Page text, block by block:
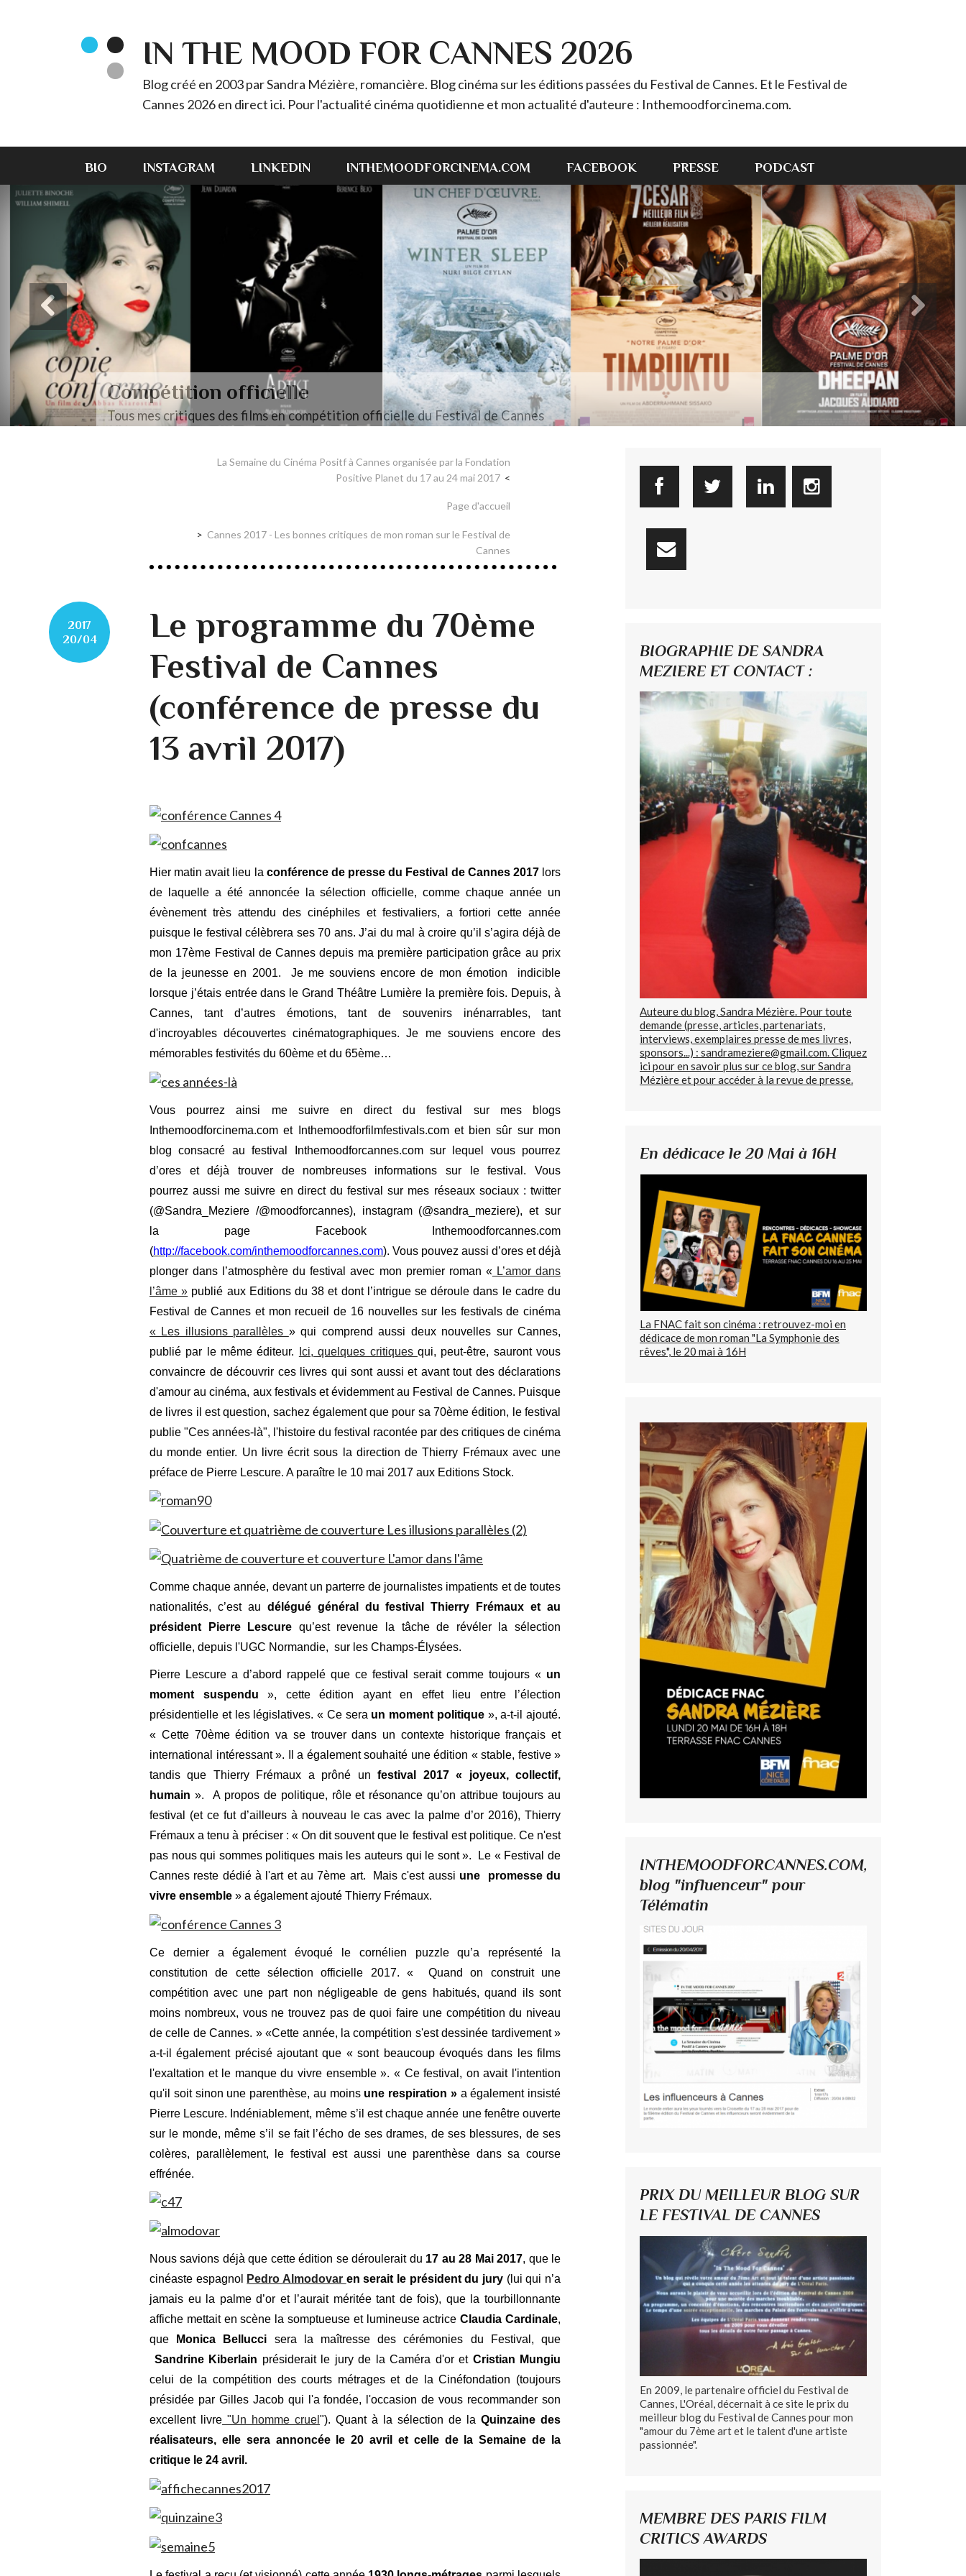
IN THE MOOD FOR CANNES 2026
Blog créé en 2003 par Sandra Mézière, romancière. Blog cinéma sur les éditions passées du Festival de Cannes. Et le Festival de
Cannes 2026 en direct ici. Pour l'actualité cinéma quotidienne et mon actualité d'auteure : Inthemoodforcinema.com.
BIO INSTAGRAM LINKEDIN INTHEMOODFORCINEMA.COM FACEBOOK PRESSE PODCAST
Compétition officielle
Tous mes critiques des films en compétition officielle du Festival de Cannes
La Semaine du Cinéma Positf à Cannes organisée par la Fondation
Positive Planet du 17 au 24 mai 2017
Page d'accueil
Cannes 2017 - Les bonnes critiques de mon roman sur le Festival de
Cannes
2017
20/04
Le programme du 70ème
Festival de Cannes
(conférence de presse du
13 avril 2017)
Hier matin avait lieu la conférence de presse du Festival de Cannes 2017lors
de laquelle a été annoncée la sélection officielle, comme chaque année un
évènement très attendu des cinéphiles et festivaliers, a fortiori cette année
puisque le festival célèbrera ses 70 ans. J’ai du mal à croire qu’il s’agira déjà de
mon 17ème Festival de Cannes depuis ma première participation grâce au prix
de la jeunesse en 2001.
Je me souviens encore de mon émotion
indicible
lorsque j’étais entrée dans le Grand Théâtre Lumière la première fois. Depuis, à
Cannes, tant d’autres émotions, tant de souvenirs inénarrables, tant
d'incroyables découvertes cinématographiques. Je me souviens encore des
mémorables festivités du 60ème et du 65ème…
Vous pourrez ainsi me suivre en direct du festival sur mes blogs
Inthemoodforcinema.com et Inthemoodforfilmfestivals.com et bien sûr sur mon
blog consacré au festival Inthemoodforcannes.com sur lequel vous pourrez
d’ores et déjà trouver de nombreuses informations sur le festival. Vous
pourrez aussi me suivre en direct du festival sur mes réseaux sociaux : twitter
(@Sandra_Meziere /@moodforcannes), instagram (@sandra_meziere), et sur
la page Facebook Inthemoodforcannes.com
(http://facebook.com/inthemoodforcannes.com). Vous pouvez aussi d’ores et déjà
plonger dans l’atmosphère du festival avec mon premier roman «L’amor dans
l’âme » publié aux Editions du 38 et dont l’intrigue se déroule dans le cadre du
Festival de Cannes et mon recueil de 16 nouvelles sur les festivals de cinéma
« Les illusions parallèles » qui comprend aussi deux nouvelles sur Cannes,
publié par le même éditeur.
Ici, quelques critiques qui, peut-être, sauront vous
convaincre de découvrir ces livres qui sont aussi et avant tout des déclarations
d'amour au cinéma, aux festivals et évidemment au Festival de Cannes. Puisque
de livres il est question, sachez également que pour sa 70ème édition, le festival
publie "Ces années-là", l'histoire du festival racontée par des critiques de cinéma
du monde entier. Un livre écrit sous la direction de Thierry Frémaux avec une
préface de Pierre Lescure. A paraître le 10 mai 2017 aux Editions Stock.
Comme chaque année, devant un parterre de journalistes impatients et de toutes
nationalités, c’est au délégué général du festival Thierry Frémaux et au
président Pierre Lescure qu’est revenue la tâche de révéler la sélection
officielle, depuis l'UGC Normandie, sur les Champs-Élysées.
Pierre Lescure a d’abord rappelé que ce festival serait comme toujours « un
moment suspendu », cette édition ayant en effet lieu entre l’élection
présidentielle et les législatives. « Ce sera un moment politique », a-t-il ajouté.
« Cette 70ème édition va se trouver dans un contexte historique français et
international intéressant ». Il a également souhaité une édition « stable, festive »
tandis que Thierry Frémaux a prôné unfestival 2017 « joyeux, collectif,
humain ».
A propos de politique, rôle et résonance qu’on attribue toujours au
festival (et ce fut d’ailleurs à nouveau le cas avec la palme d’or 2016), Thierry
Frémaux a tenu à préciser : « On dit souvent que le festival est politique. Ce n'est
pas nous qui sommes politiques mais les auteurs qui le sont ».
Le « Festival de
Cannes reste dédié à l'art et au 7ème art. Mais c'est aussi une promesse du
vivre ensemble » a également ajouté Thierry Frémaux.
Ce dernier a également évoqué le cornélien puzzle qu’a représenté la
constitution de cette sélection officielle 2017. « Quand on construit une
compétition avec une part non négligeable de gens habitués, quand ils sont
moins nombreux, vous ne trouvez pas de quoi faire une compétition du niveau
de celle de Cannes. » «Cette année, la compétition s'est dessinée tardivement »
a-t-il également précisé ajoutant que « sont beaucoup évoqués dans les films
l'exaltation et le manque du vivre ensemble ». « Ce festival, on avait l'intention
qu'il soit sinon une parenthèse, au moins une respiration »a également insisté
Pierre Lescure. Indéniablement, même s’il est chaque année une fenêtre ouverte
sur le monde, même s’il se fait l’écho de ses drames, de ses blessures, de ses
colères, parallèlement, le festival est aussi une parenthèse dans sa course
effrénée.
Nous savions déjà que cette édition se déroulerait du 17 au 28 Mai 2017, que le
cinéaste espagnol
Pedro Almodovar en serait le président du jury (lui qui n’a
jamais eu la palme d’or et l’aurait méritée tant de fois), que la tourbillonnante
affiche mettait en scène la somptueuse et lumineuse actriceClaudia Cardinale,
que
Monica Bellucci sera la maîtresse des cérémonies du Festival, que
Sandrine Kiberlain présiderait le jury de la Caméra d'or et Cristian Mungiu
celui de la compétition des courts métrages et de la Cinéfondation (toujours
présidée par Gilles Jacob qui l'a fondée, l'occasion de vous recommander son
excellent livre "Un homme cruel "). Quant à la sélection de la Quinzaine des
réalisateurs, elle sera annoncée le 20 avril et celle de la Semaine de la
critique le 24 avril.
BIOGRAPHIE DE SANDRA
MEZIERE ET CONTACT :
Auteure du blog, Sandra Mézière. Pour toute
demande (presse, articles, partenariats,
interviews, exemplaires presse de mes livres,
sponsors...) : sandrameziere@gmail.com. Cliquez
ici pour en savoir plus sur ce blog, sur Sandra
Mézière et pour accéder à la revue de presse.
En dédicace le 20 Mai à 16H
La FNAC fait son cinéma : retrouvez-moi en
dédicace de mon roman "La Symphonie des
rêves", le 20 mai à 16H
INTHEMOODFORCANNES.COM,
blog "influenceur" pour
Télématin
PRIX DU MEILLEUR BLOG SUR
LE FESTIVAL DE CANNES
En 2009, le partenaire officiel du Festival de
Cannes, L'Oréal, décernait à ce site le prix du
meilleur blog du Festival de Cannes pour mon
"amour du 7ème art et le talent d'une artiste
passionnée".
MEMBRE DES PARIS FILM
CRITICS AWARDS